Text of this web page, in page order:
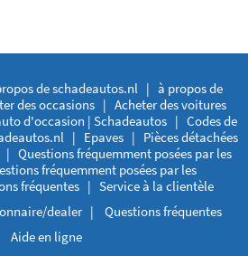
de schadeautos.nl| à propos de
des occasions| Acheter des voitures
d'occasion | Schadeautos | Codes de
| Epaves| Pièces détachées
| Questions fréquemment posées par les
fréquemment posées par les
fréquentes| Service à la clientèle
dealer| Questions fréquentes
Aide en ligne